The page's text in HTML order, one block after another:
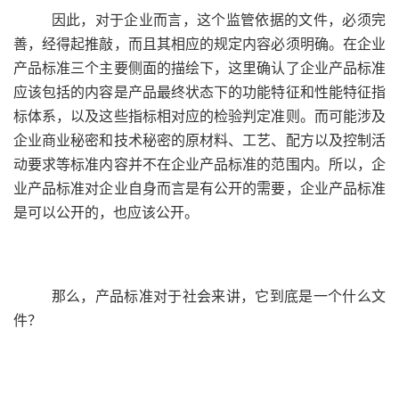
因此，对于企业而言，这个监管依据的文件，必须完
善，经得起推敲，而且其相应的规定内容必须明确。在企业
产品标准三个主要侧面的描绘下，这里确认了企业产品标准
应该包括的内容是产品最终状态下的功能特征和性能特征指
标体系，以及这些指标相对应的检验判定准则。而可能涉及
企业商业秘密和技术秘密的原材料、工艺、配方以及控制活
动要求等标准内容并不在企业产品标准的范围内。所以，企
业产品标准对企业自身而言是有公开的需要，企业产品标准
是可以公开的，也应该公开。
那么，产品标准对于社会来讲，它到底是一个什么文
件？